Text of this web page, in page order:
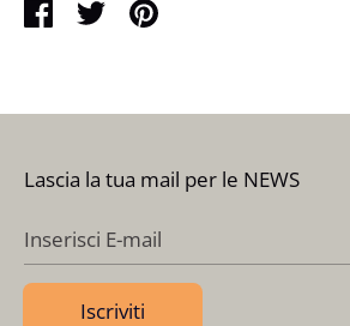
Condividi
TweetPin
Lascia la tua mail per le NEWS
Inserisci E-mail
Iscriviti